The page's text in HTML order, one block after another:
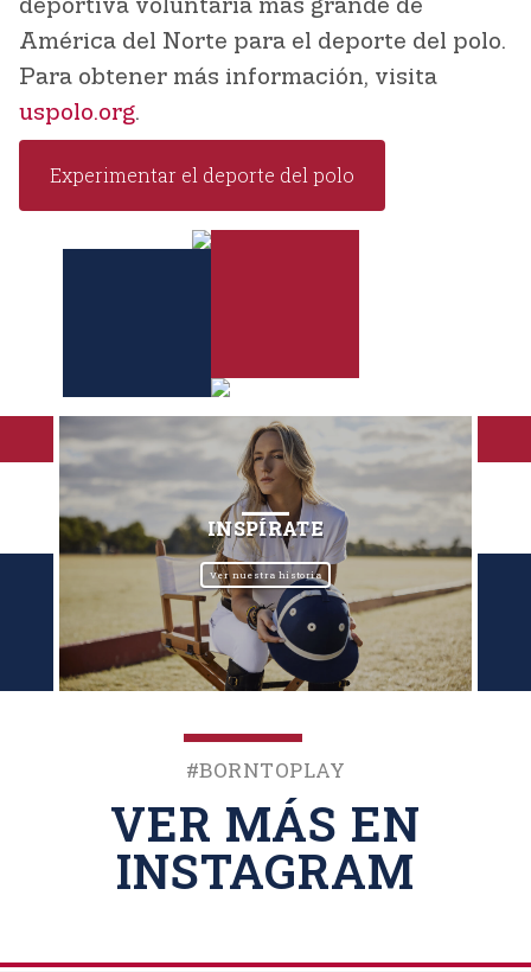
deportiva voluntaria más grande de
América del Norte para el deporte del polo.
Para obtener más información, visita
uspolo.org.
Experimentar el deporte del polo
INSPÍRATE
Ver nuestra historia
#BornToPlay
VER MÁS EN
INSTAGRAM